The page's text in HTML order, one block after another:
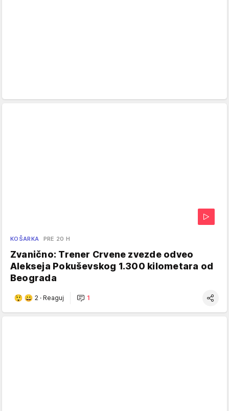
KOŠARKA PRE 20 H
Zvanično: Trener Crvene zvezde odveo
Alekseja Pokuševskog 1.300 kilometara od
Beograda
2 · Reaguj 1